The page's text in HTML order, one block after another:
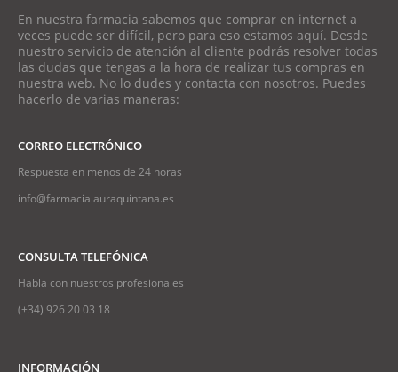
En nuestra farmacia sabemos que comprar en internet a
veces puede ser difícil, pero para eso estamos aquí. Desde
nuestro servicio de atención al cliente podrás resolver todas
las dudas que tengas a la hora de realizar tus compras en
nuestra web. No lo dudes y contacta con nosotros. Puedes
hacerlo de varias maneras:
CORREO ELECTRÓNICO
Respuesta en menos de 24 horas
info@farmacialauraquintana.es
CONSULTA TELEFÓNICA
Habla con nuestros profesionales
(+34) 926 20 03 18
INFORMACIÓN